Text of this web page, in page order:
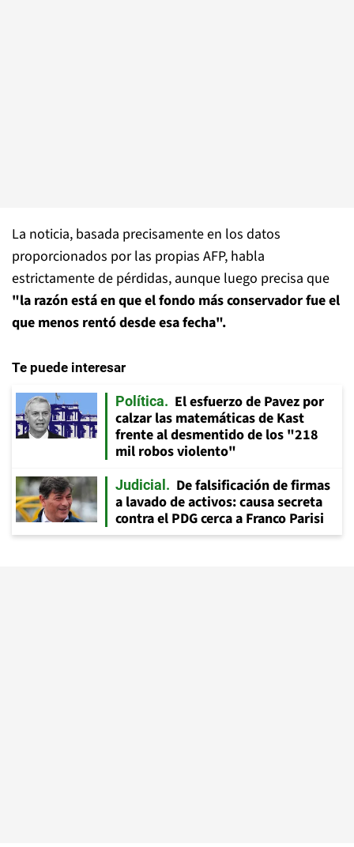
La noticia, basada precisamente en los datos
proporcionados por las propias AFP, habla
estrictamente de pérdidas, aunque luego precisa que
"la razón está en que el fondo más conservador fue el
que menos rentó desde esa fecha".
Te puede interesar
Política
El esfuerzo de Pavez por
calzar las matemáticas de Kast
frente al desmentido de los "218
mil robos violento"
Judicial
De falsificación de firmas
a lavado de activos: causa secreta
contra el PDG cerca a Franco Parisi